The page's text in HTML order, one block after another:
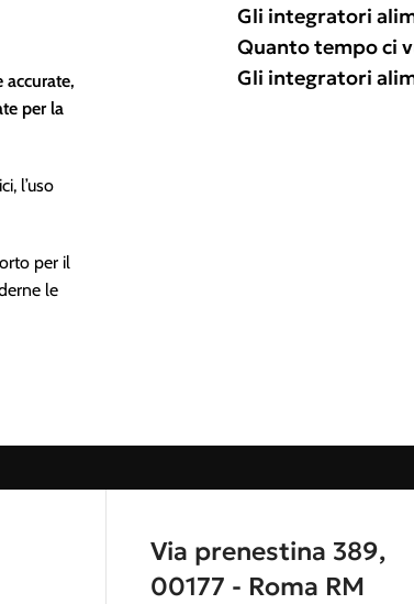
per la
l’uso
per il
le
Gli integratori
Quanto tempo ci
Gli integratori
Via prenestina 389,
00177 - Roma RM